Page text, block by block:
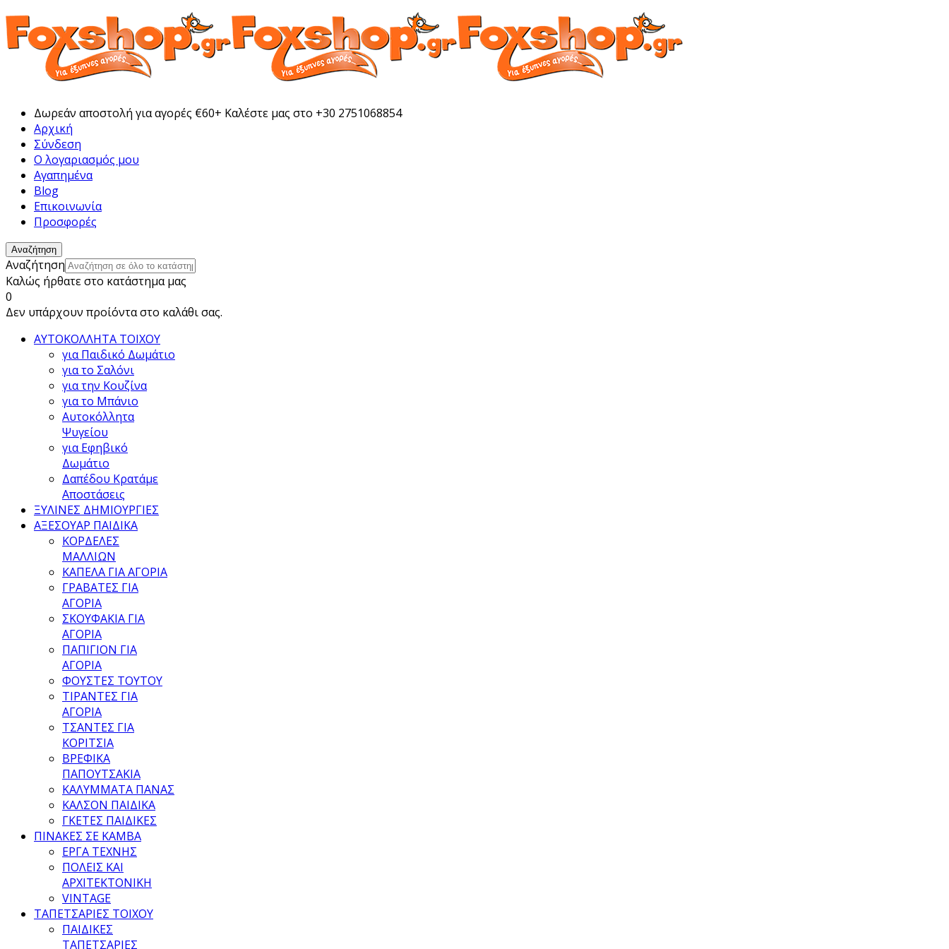
Δωρεάν αποστολή για αγορές €60+ Καλέστε μας στο +30 2751068854
Αρχική
Σύνδεση
Ο λογαριασμός μου
Αγαπημένα
Blog
Επικοινωνία
Προσφορές
Αναζήτηση
Αναζήτηση
Καλώς ήρθατε στο κατάστημα μας
0
Δεν υπάρχουν προίόντα στο καλάθι σας.
ΑΥΤΟΚΟΛΛΗΤΑ ΤΟΙΧΟΥ
για Παιδικό Δωμάτιο
για το Σαλόνι
για την Κουζίνα
για το Μπάνιο
Αυτοκόλλητα
Ψυγείου
για Εφηβικό
Δωμάτιο
Δαπέδου Κρατάμε
Αποστάσεις
ΞΥΛΙΝΕΣ ΔΗΜΙΟΥΡΓΙΕΣ
ΑΞΕΣΟΥΑΡ ΠΑΙΔΙΚΑ
ΚΟΡΔΕΛΕΣ
ΜΑΛΛΙΩΝ
ΚΑΠΕΛΑ ΓΙΑ ΑΓΟΡΙΑ
ΓΡΑΒΑΤΕΣ ΓΙΑ
ΑΓΟΡΙΑ
ΣΚΟΥΦΑΚΙΑ ΓΙΑ
ΑΓΟΡΙΑ
ΠΑΠΙΓΙΟΝ ΓΙΑ
ΑΓΟΡΙΑ
ΦΟΥΣΤΕΣ ΤΟΥΤΟΥ
ΤΙΡΑΝΤΕΣ ΓΙΑ
ΑΓΟΡΙΑ
ΤΣΑΝΤΕΣ ΓΙΑ
ΚΟΡΙΤΣΙΑ
ΒΡΕΦΙΚΑ
ΠΑΠΟΥΤΣΑΚΙΑ
ΚΑΛΥΜΜΑΤΑ ΠΑΝΑΣ
ΚΑΛΣΟΝ ΠΑΙΔΙΚΑ
ΓΚΕΤΕΣ ΠΑΙΔΙΚΕΣ
ΠΙΝΑΚΕΣ ΣΕ ΚΑΜΒΑ
ΕΡΓΑ ΤΕΧΝΗΣ
ΠΟΛΕΙΣ ΚΑΙ
ΑΡΧΙΤΕΚΤΟΝΙΚΗ
VINTAGE
ΤΑΠΕΤΣΑΡΙΕΣ ΤΟΙΧΟΥ
ΠΑΙΔΙΚΕΣ
ΤΑΠΕΤΣΑΡΙΕΣ